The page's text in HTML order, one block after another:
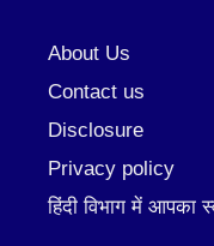
About Us
Contact us
Disclosure
Privacy policy
हिंदी विभाग में आपका